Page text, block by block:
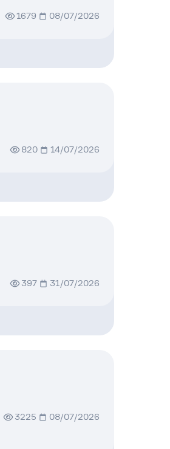
1679 08/07/2026
820 14/07/2026
397 31/07/2026
3225 08/07/2026